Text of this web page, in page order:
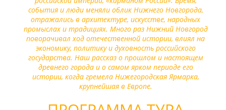
события и люди меняли облик Нижнего Новгорода,
отражались в архитектуре, искусстве, народных
промыслах и традициях. Много раз Нижний Новгород
поворачивал ход отечественной истории, влиял на
экономику, политику и духовность российского
государства. Наш рассказ о прошлом и настоящем
древнего города и о самом ярком периоде его
истории, когда гремела Нижегородская Ярмарка,
крупнейшая в Европе.